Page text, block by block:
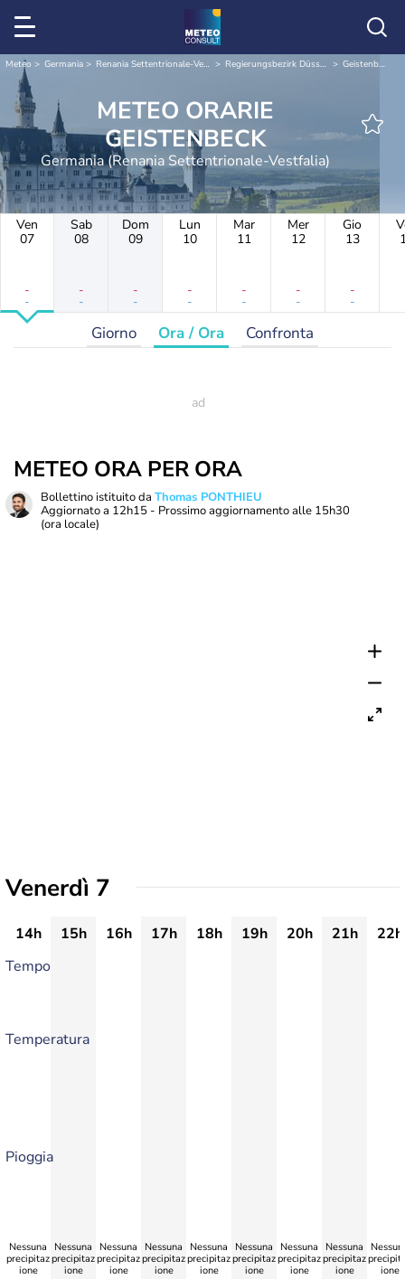
Meteo Germania Renania Settentrionale-Vestfalia Regierungsbezirk Düsseldorf Geistenbeck
METEO ORARIE
GEISTENBECK
Germania (Renania Settentrionale-Vestfalia)
Ven
07
-
-
Sab
08
-
-
Dom
09
-
-
Lun
10
-
-
Mar
11
-
-
Mer
12
-
-
Gio
13
-
-
Giorno Ora / Ora Confronta
METEO ORA PER ORA
Bollettino istituito da Thomas PONTHIEU
Aggiornato a 12h15 - Prossimo aggiornamento alle 15h30
(ora locale)
Venerdì 7
14h 15h 16h 17h 18h 19h 20h 21h
22h
Tempo
Temperatura
Pioggia
Nessuna
precipitaz
ione
Nessuna
precipitaz
ione
Nessuna
precipitaz
ione
Nessuna
precipitaz
ione
Nessuna
precipitaz
ione
Nessuna
precipitaz
ione
Nessuna
precipitaz
ione
Nessuna
precipitaz
ione
ione